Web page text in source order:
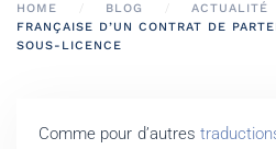
HOME BLOG ACTUALITÉ
FRANÇAISE D’UN CONTRAT DE
SOUS-LICENCE
Comme pour d’autres